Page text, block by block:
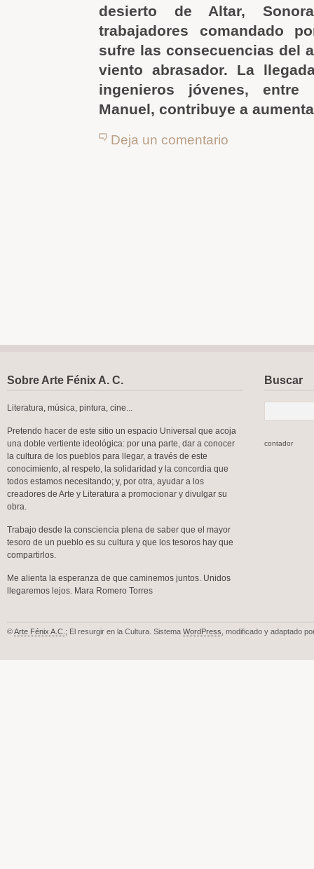
desierto de Altar,
trabajadores comandado
sufre las consecuencias del
viento abrasador. La
ingenieros jóvenes,
Manuel, contribuye a
Deja un comentario
Sobre Arte Fénix A. C.
Literatura, música, pintura, cine...
Pretendo hacer de este sitio un espacio Universal que acoja
una doble vertiente ideológica: por una parte, dar a conocer
la cultura de los pueblos para llegar, a través de este
conocimiento, al respeto, la solidaridad y la concordia que
todos estamos necesitando; y, por otra, ayudar a los
creadores de Arte y Literatura a promocionar y divulgar su
obra.
Trabajo desde la consciencia plena de saber que el mayor
tesoro de un pueblo es su cultura y que los tesoros hay que
compartirlos.
Me alienta la esperanza de que caminemos juntos. Unidos
llegaremos lejos. Mara Romero Torres
Buscar
contador
©Arte Fénix A.C. ; El resurgir en la Cultura. Sistema WordPress , modificado y adaptado